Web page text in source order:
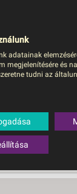
utazást
tovább
adatainak
megjelenítésére és
tudni az